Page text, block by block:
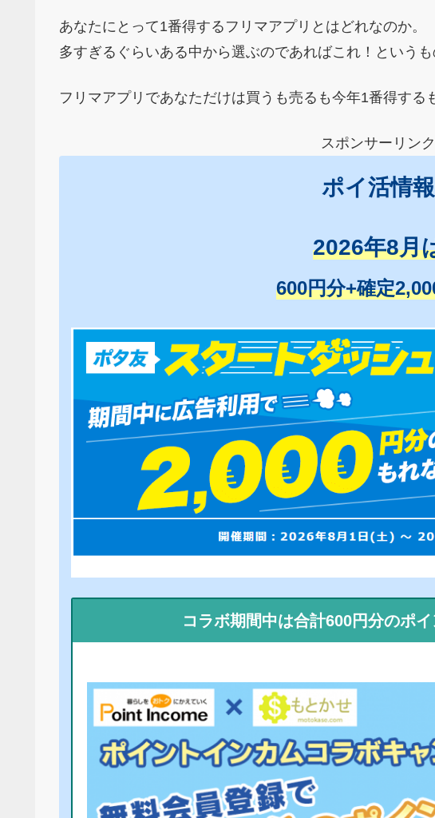
あなたにとって1番得するフリマアプリとはどれなのか。
多すぎるぐらいある中から選ぶのであればこれ！というも
フリマアプリであなただけは買うも売るも今年1番得する
スポンサーリンク
ポイ活情報
2026年8月
600円分+確定
コラボ期間中は合計600円分のポ